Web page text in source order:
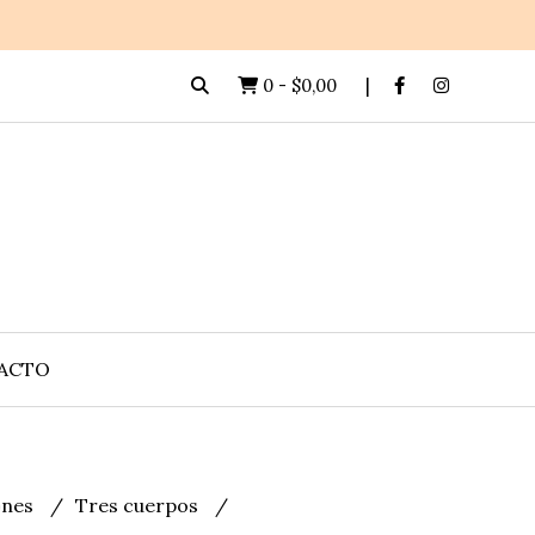
0 - $0,00
Tres cuerpos